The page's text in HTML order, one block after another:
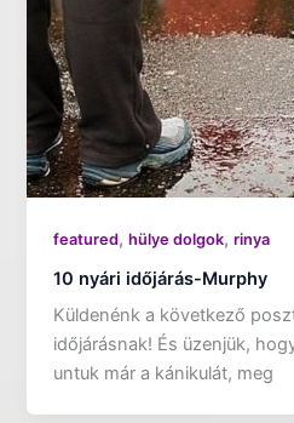
featured,hülye dolgok,rinya
10 nyári időjárás-Murphy
Küldenénk a következő
időjárásnak! És üzenjük,
untuk már a kánikulát, meg